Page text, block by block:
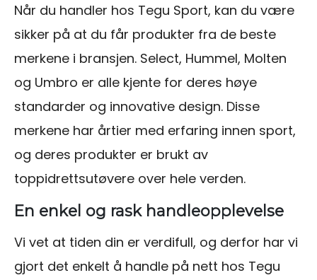
Når du handler hos Tegu Sport, kan du være
sikker på at du får produkter fra de beste
merkene i bransjen. Select, Hummel, Molten
og Umbro er alle kjente for deres høye
standarder og innovative design. Disse
merkene har årtier med erfaring innen sport,
og deres produkter er brukt av
toppidrettsutøvere over hele verden.
En enkel og rask handleopplevelse
Vi vet at tiden din er verdifull, og derfor har vi
gjort det enkelt å handle på nett hos Tegu